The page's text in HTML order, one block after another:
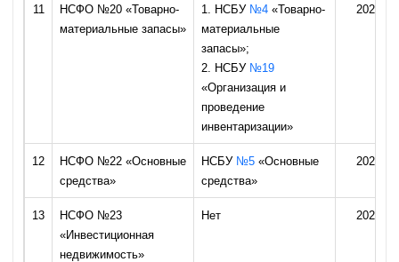
11
НСФО №20 «Товарно-
материальные запасы»
1. НСБУ №4 «Товарно-
материальные
запасы»;
2. НСБУ №19
«Организация и
проведение
инвентаризации»
2026
12
НСФО №22 «Основные
средства»
НСБУ №5 «Основные
средства»
2026
13
НСФО №23
«Инвестиционная
недвижимость»
Нет 2027